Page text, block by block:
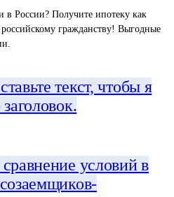
в России? Получите ипотеку как
гражданству! Выгодные
текст, чтобы я
условий в